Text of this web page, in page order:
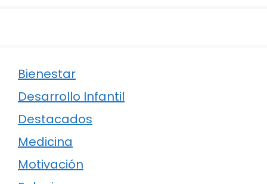
Bienestar
Desarrollo Infantil
Destacados
Medicina
Motivación